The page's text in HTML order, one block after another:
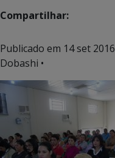
Compartilhar:
Publicado em 14 set 2016
Dobashi •